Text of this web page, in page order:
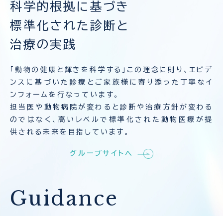
科学的根拠に基づき
標準化された診断と
治療の実践
「動物の健康と輝きを科学する」この理念に則り、エビデ
ンスに基づいた診療とご家族様に寄り添った丁寧なイ
ンフォームを行なっています。
担当医や動物病院が変わると診断や治療方針が変わる
のではなく、高いレベルで標準化された動物医療が提
供される未来を目指しています。
グループサイトへ
Guidance